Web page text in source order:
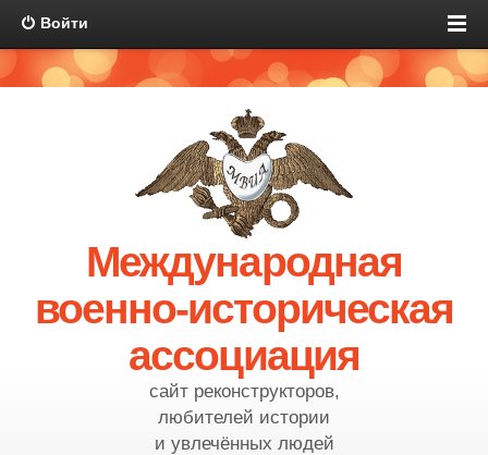
Войти
Международная
военно-историческая
ассоциация
сайт реконструкторов,
любителей истории
и увлечённых людей